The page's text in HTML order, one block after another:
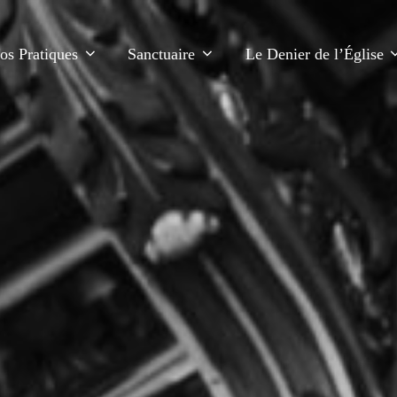
Pratiques Sanctuaire Le Denier de l’Église